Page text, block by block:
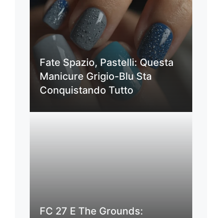
Fate Spazio, Pastelli: Questa
Manicure Grigio-Blu Sta
Conquistando Tutto
FC 27 E The Grounds: